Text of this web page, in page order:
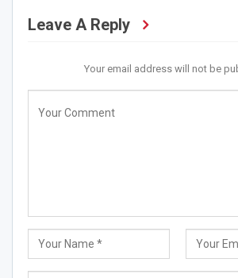
Leave A Reply
Your email address will not be